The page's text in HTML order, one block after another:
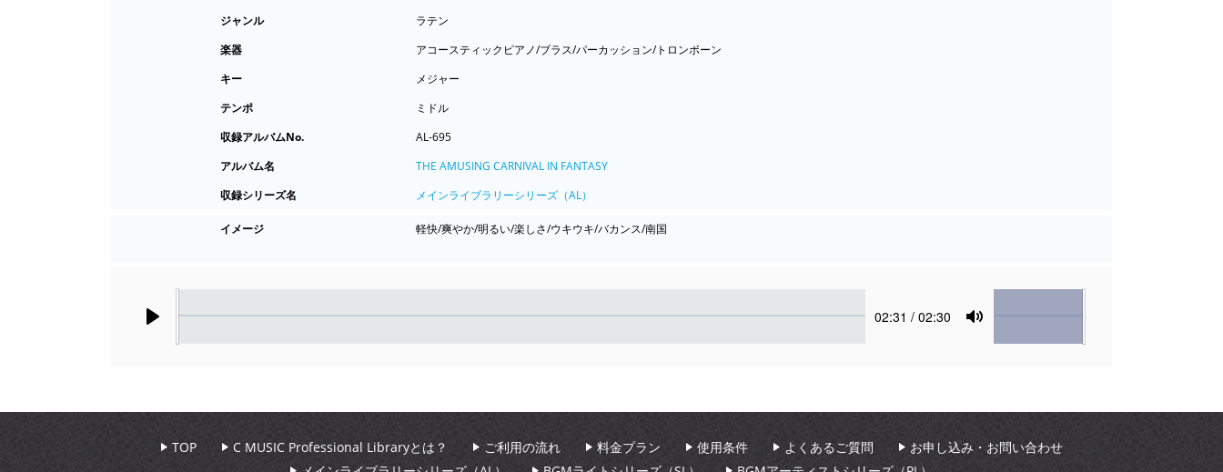
ジャンル
ラテン
楽器
アコースティックピアノ/ブラス/パーカッション/トロンボーン
キー
メジャー
テンポ
ミドル
収録アルバムNo.
AL-695
アルバム名
THE AMUSING CARNIVAL IN FANTASY
収録シリーズ名
メインライブラリーシリーズ（AL）
イメージ 軽快/爽やか/明るい/楽しさ/ウキウキ/バカンス/南国
Current
02:31 / 02:30
Mute
Volume
TOP C MUSIC Professional Libraryとは？ ご利用の流れ 料金プラン 使用条件 よくあるご質問
お申し込み・お問い合わせ